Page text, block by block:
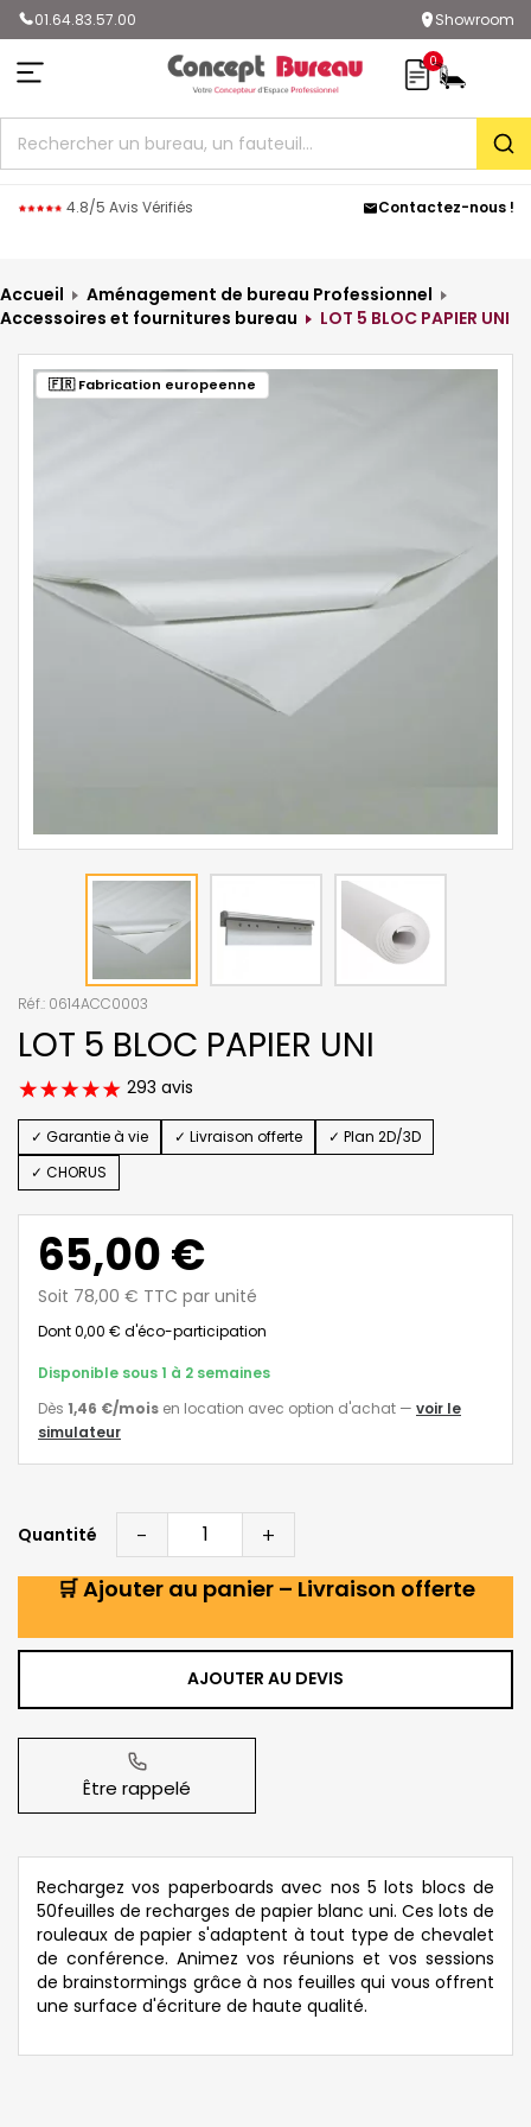
01.64.83.57.00 Showroom
0
4.8/5 Avis Vérifiés Contactez-nous !
Accueil
Aménagement de bureau Professionnel
Accessoires et fournitures bureau
LOT 5 BLOC PAPIER UNI
Réf.: 0614ACC0003
LOT 5 BLOC PAPIER UNI
293 avis
✓ Garantie à vie ✓ Livraison offerte
✓ Plan 2D/3D
✓ CHORUS
65,00 €
Soit 78,00 € TTC par unité
Dont 0,00 € d'éco-participation
Disponible sous 1 à 2 semaines
Dès 1,46 €/mois en location avec option d'achat — voir le
simulateur
Quantité -
+
🛒 Ajouter au panier – Livraison offerte
AJOUTER AU DEVIS
Être rappelé
Rechargez vos paperboards avec nos 5 lots blocs de
50feuilles de recharges de papier blanc uni. Ces lots de
rouleaux de papier s'adaptent à tout type de chevalet
de conférence. Animez vos réunions et vos sessions
de brainstormings grâce à nos feuilles qui vous offrent
une surface d'écriture de haute qualité.